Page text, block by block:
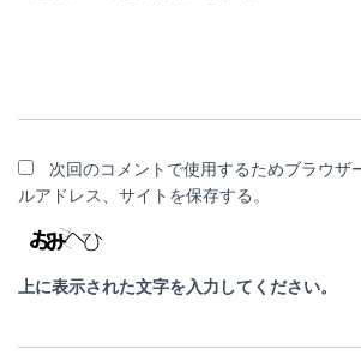
次回のコメントで使用するためブラウザ
ルアドレス、サイトを保存する。
上に表示された文字を入力してください。